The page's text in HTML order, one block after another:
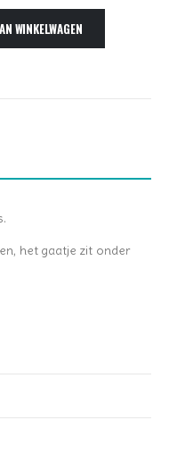
WINKELWAGEN
het gaatje zit onder